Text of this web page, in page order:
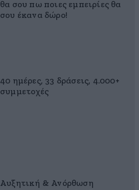
θα σου πω ποιες εμπειρίες θα
σου έκανα δώρο!
40 ημέρες, 33 δράσεις, 4.000+
συμμετοχές
Αυξητική & Ανόρθωση